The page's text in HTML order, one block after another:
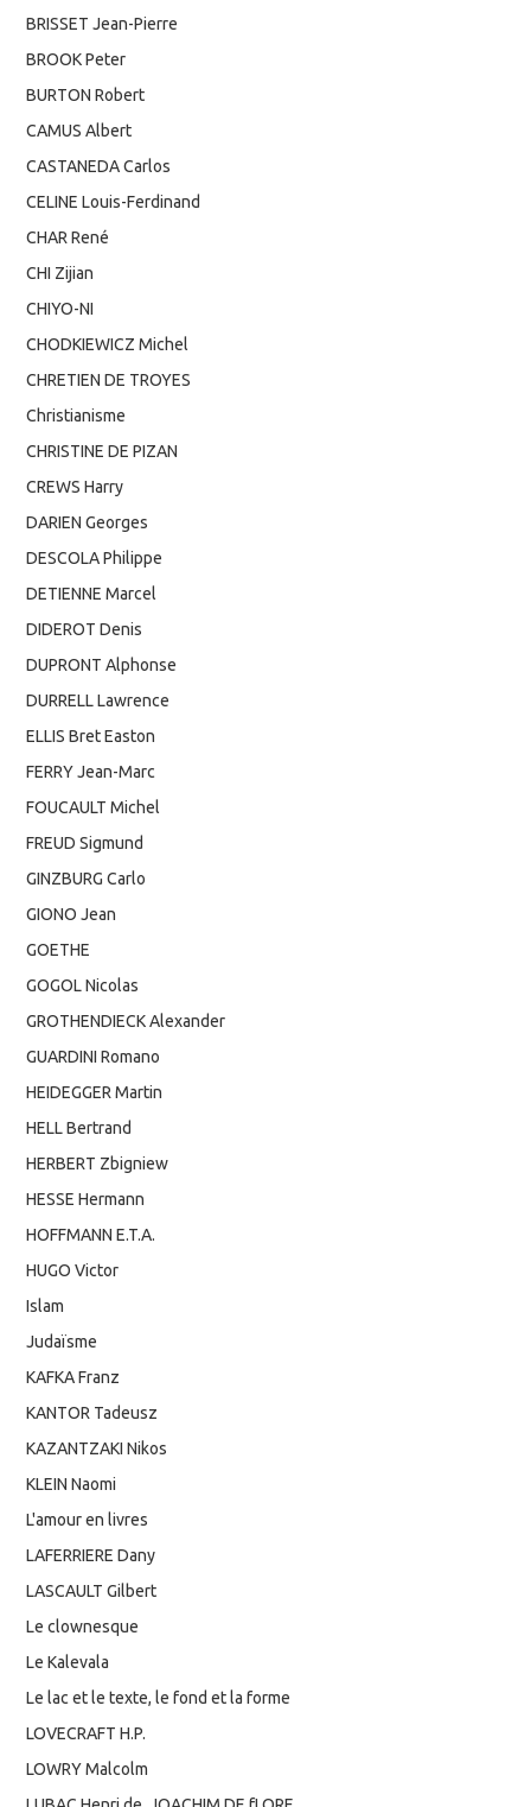
BRISSET Jean-Pierre
BROOK Peter
BURTON Robert
CAMUS Albert
CASTANEDA Carlos
CELINE Louis-Ferdinand
CHAR René
CHI Zijian
CHIYO-NI
CHODKIEWICZ Michel
CHRETIEN DE TROYES
Christianisme
CHRISTINE DE PIZAN
CREWS Harry
DARIEN Georges
DESCOLA Philippe
DETIENNE Marcel
DIDEROT Denis
DUPRONT Alphonse
DURRELL Lawrence
ELLIS Bret Easton
FERRY Jean-Marc
FOUCAULT Michel
FREUD Sigmund
GINZBURG Carlo
GIONO Jean
GOETHE
GOGOL Nicolas
GROTHENDIECK Alexander
GUARDINI Romano
HEIDEGGER Martin
HELL Bertrand
HERBERT Zbigniew
HESSE Hermann
HOFFMANN E.T.A.
HUGO Victor
Islam
Judaïsme
KAFKA Franz
KANTOR Tadeusz
KAZANTZAKI Nikos
KLEIN Naomi
L'amour en livres
LAFERRIERE Dany
LASCAULT Gilbert
Le clownesque
Le Kalevala
Le lac et le texte, le fond et la forme
LOVECRAFT H.P.
LOWRY Malcolm